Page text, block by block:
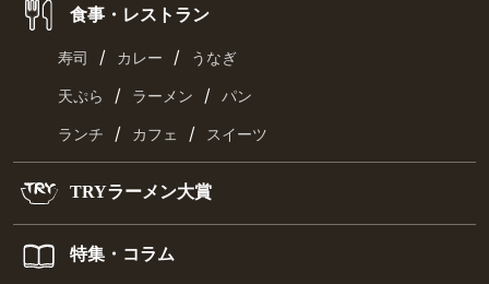
食事・レストラン
寿司 / カレー / うなぎ
天ぷら / ラーメン / パン
ランチ / カフェ / スイーツ
TRYラーメン大賞
特集・コラム